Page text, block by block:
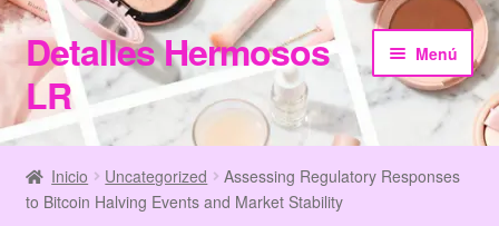
Ir
a
la
navegación
Ir
al
contenido
Detalles Hermosos
LR
Menú
Inicio
Categories
Inicio Uncategorized
Assessing Regulatory Responses
to Bitcoin Halving Events and Market Stability